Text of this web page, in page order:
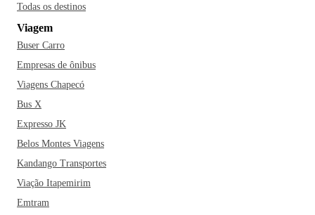
Todas os destinos
Viagem
Buser Carro
Empresas de ônibus
Viagens Chapecó
Bus X
Expresso JK
Belos Montes Viagens
Kandango Transportes
Viação Itapemirim
Emtram